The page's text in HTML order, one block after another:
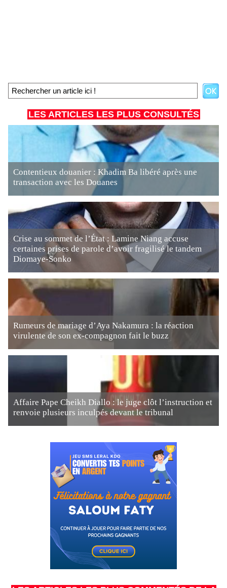
LES ARTICLES LES PLUS CONSULTÉS
Contentieux douanier : Khadim Ba libéré après une
transaction avec les Douanes
Crise au sommet de l’État : Lamine Niang accuse
certaines prises de parole d’avoir fragilisé le tandem
Diomaye-Sonko
Rumeurs de mariage d’Aya Nakamura : la réaction
virulente de son ex-compagnon fait le buzz
Affaire Pape Cheikh Diallo : le juge clôt l’instruction et
renvoie plusieurs inculpés devant le tribunal